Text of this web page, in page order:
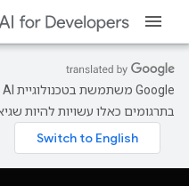
בתרגומים כאלו עשויות להיות